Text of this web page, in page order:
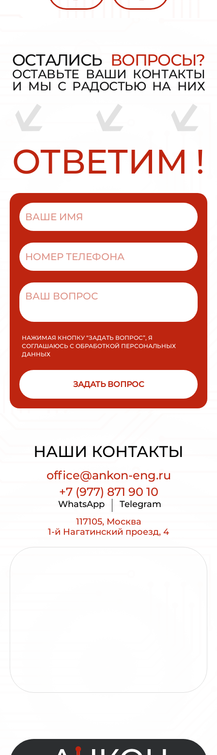
ОСТАЛИСЬ ВОПРОСЫ?
ОСТАВЬТЕ ВАШИ КОНТАКТЫ
И МЫ С РАДОСТЬЮ НА НИХ
ОТВЕТИМ !
НАЖИМАЯ КНОПКУ “ЗАДАТЬ ВОПРОС”, Я
СОГЛАШАЮСЬ С ОБРАБОТКОЙ ПЕРСОНАЛЬНЫХ
ДАННЫХ
ЗАДАТЬ ВОПРОС
НАШИ КОНТАКТЫ
office@ankon-eng.ru
+7 (977) 871 90 10
WhatsApp
Telegram
117105, Москва
1-й Нагатинский проезд, 4